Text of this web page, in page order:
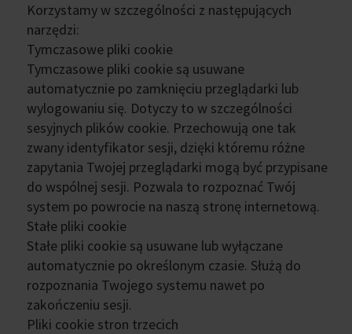
Korzystamy w szczególności z następujących
narzędzi:
Tymczasowe pliki cookie
Tymczasowe pliki cookie są usuwane
automatycznie po zamknięciu przeglądarki lub
wylogowaniu się. Dotyczy to w szczególności
sesyjnych plików cookie. Przechowują one tak
zwany identyfikator sesji, dzięki któremu różne
zapytania Twojej przeglądarki mogą być przypisane
do wspólnej sesji. Pozwala to rozpoznać Twój
system po powrocie na naszą stronę internetową.
Stałe pliki cookie
Stałe pliki cookie są usuwane lub wyłączane
automatycznie po określonym czasie. Służą do
rozpoznania Twojego systemu nawet po
zakończeniu sesji.
Pliki cookie stron trzecich